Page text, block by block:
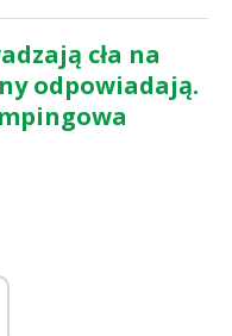
cła na
odpowiadają.